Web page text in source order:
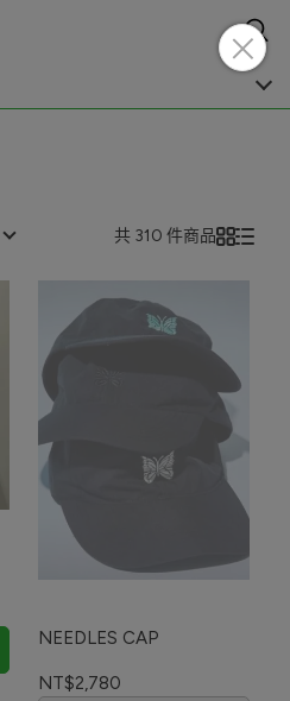
共 310 件商品
NEEDLES CAP
NT$2,780